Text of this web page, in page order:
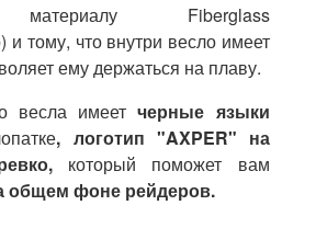
материалу Fiberglass
и тому, что внутри весло имеет
ему держаться на плаву.
весла имеетчерные языки
, логотип "AXPER" на
который поможет вам
общем фоне рейдеров.